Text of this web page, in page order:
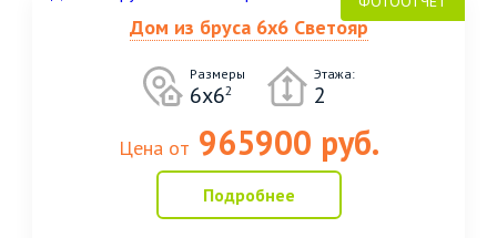
Дом из бруса 6х6 Светояр
Размеры
6х62
Этажа:
2
Цена от 965900 руб.
Подробнее